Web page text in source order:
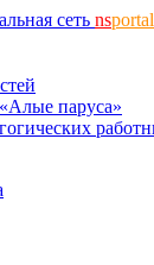
сеть ns
паруса»